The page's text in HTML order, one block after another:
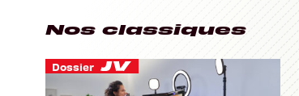
Nos classiques
Dossier